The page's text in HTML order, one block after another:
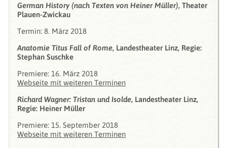
German History (nach Texten von Heiner Müller), Theater
Plauen-Zwickau
Termin: 8. März 2018
Anatomie Titus Fall of Rome, Landestheater Linz, Regie:
Stephan Suschke
Premiere: 16. März 2018
Webseite mit weiteren Terminen
Richard Wagner: Tristan und Isolde, Landestheater Linz,
Regie: Heiner Müller
Premiere: 15. September 2018
Webseite mit weiteren Terminen